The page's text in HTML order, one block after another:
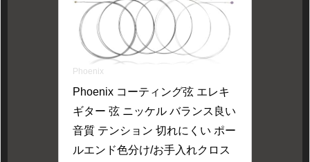
Phoenix
Phoenix コーティング弦 エレキ
ギター 弦 ニッケル バランス良い
音質 テンション 切れにくい ポー
ルエンド色分け/お手入れクロス